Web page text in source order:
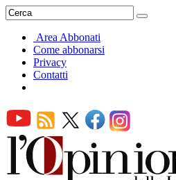
Area Abbonati
Come abbonarsi
Privacy
Contatti